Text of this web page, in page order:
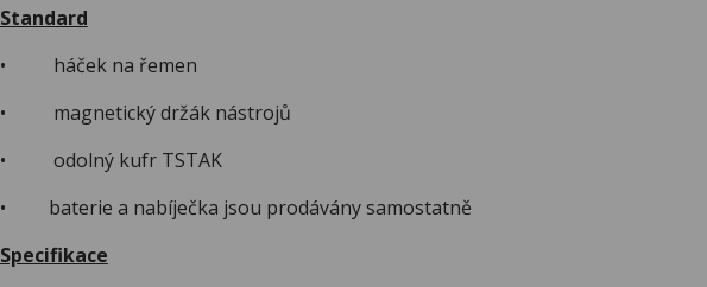
Standard
• háček na řemen
• magnetický držák nástrojů
• odolný kufr TSTAK
• baterie a nabíječka jsou prodávány samostatně
Specifikace